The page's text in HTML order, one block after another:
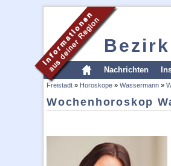
Nachrichten
Freistadt » Horoskope » Wassermann »
Wochenhoroskop